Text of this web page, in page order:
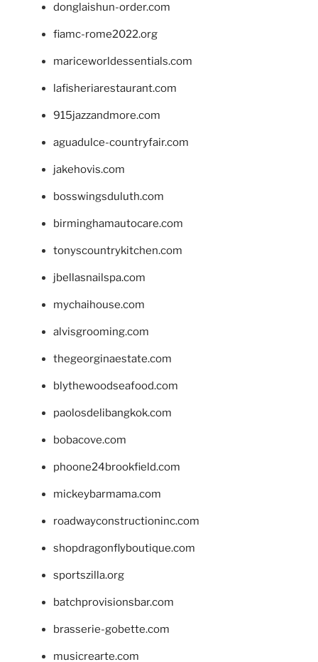
donglaishun-order.com
fiamc-rome2022.org
mariceworldessentials.com
lafisheriarestaurant.com
915jazzandmore.com
aguadulce-countryfair.com
jakehovis.com
bosswingsduluth.com
birminghamautocare.com
tonyscountrykitchen.com
jbellasnailspa.com
mychaihouse.com
alvisgrooming.com
thegeorginaestate.com
blythewoodseafood.com
paolosdelibangkok.com
bobacove.com
phoone24brookfield.com
mickeybarmama.com
roadwayconstructioninc.com
shopdragonflyboutique.com
sportszilla.org
batchprovisionsbar.com
brasserie-gobette.com
musicrearte.com